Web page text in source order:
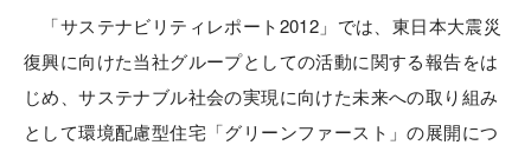
「サステナビリティレポート2012」では、東日本大震災
復興に向けた当社グループとしての活動に関する報告をは
じめ、サステナブル社会の実現に向けた未来への取り組み
として環境配慮型住宅「グリーンファースト」の展開につ